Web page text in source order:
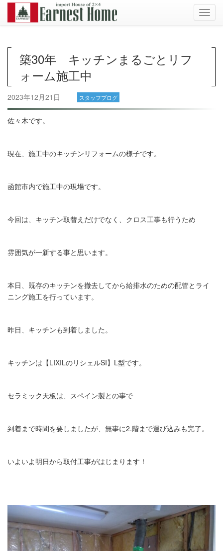
築30年 キッチンまるごとリフ
ォーム施工中
2023年12月21日 スタッフブログ
佐々木です。
現在、施工中のキッチンリフォームの様子です。
函館市内で施工中の現場です。
今回は、キッチン取替えだけでなく、クロス工事も行うため
雰囲気が一新する事と思います。
本日、既存のキッチンを撤去してから給排水のための配管とライ
ニング施工を行っています。
昨日、キッチンも到着しました。
キッチンは【LIXILのリシェルSI】L型です。
セラミック天板は、スペイン製との事で
到着まで時間を要しましたが、無事に2.階まで運び込みも完了。
いよいよ明日から取付工事がはじまります！